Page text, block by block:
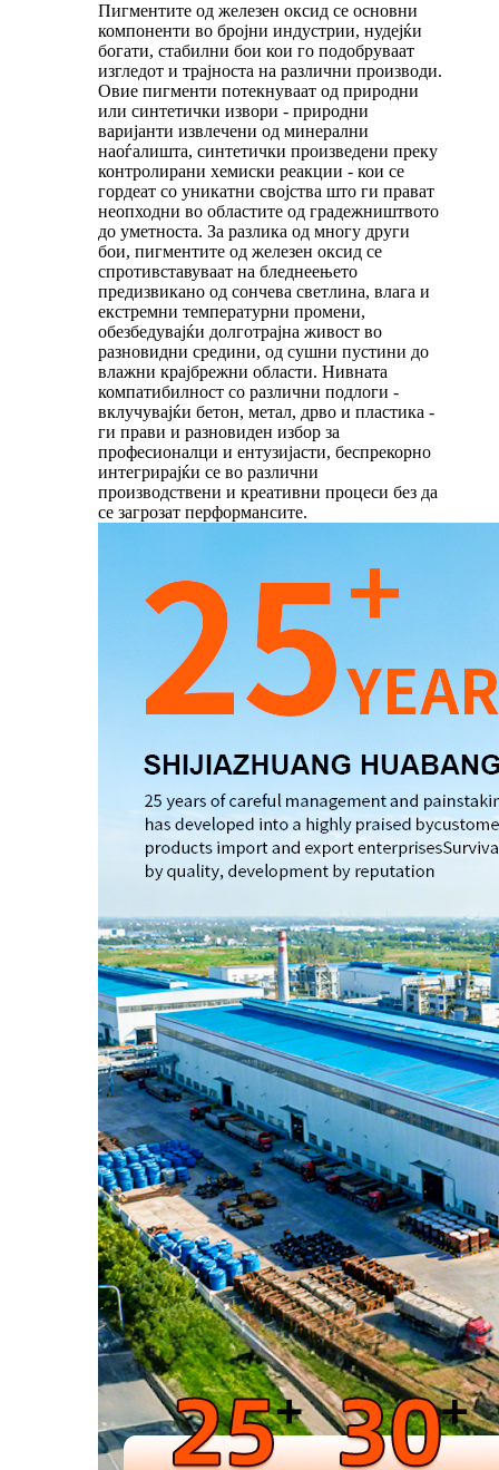
Пигментите од железен оксид се основни
компоненти во бројни индустрии, нудејќи
богати, стабилни бои кои го подобруваат
изгледот и трајноста на различни производи.
Овие пигменти потекнуваат од природни
или синтетички извори - природни
варијанти извлечени од минерални
наоѓалишта, синтетички произведени преку
контролирани хемиски реакции - кои се
гордеат со уникатни својства што ги прават
неопходни во областите од градежништвото
до уметноста. За разлика од многу други
бои, пигментите од железен оксид се
спротивставуваат на бледнеењето
предизвикано од сончева светлина, влага и
екстремни температурни промени,
обезбедувајќи долготрајна живост во
разновидни средини, од сушни пустини до
влажни крајбрежни области. Нивната
компатибилност со различни подлоги -
вклучувајќи бетон, метал, дрво и пластика -
ги прави и разновиден избор за
професионалци и ентузијасти, беспрекорно
интегрирајќи се во различни
производствени и креативни процеси без да
се загрозат перформансите.